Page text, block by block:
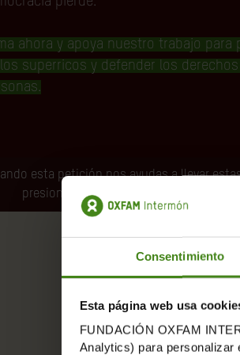
Consentimiento
Esta página web usa
FUNDACIÓN OXFAM
Analytics) para personalizar
ahora y apoya nuestro trabajo para
superricos y defender los
esta petición nos ayudas a llevar
presionar y exigir cambios en España,
Nunca tan pocas personas
paga las